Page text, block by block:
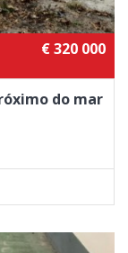
€ 320 000
do mar